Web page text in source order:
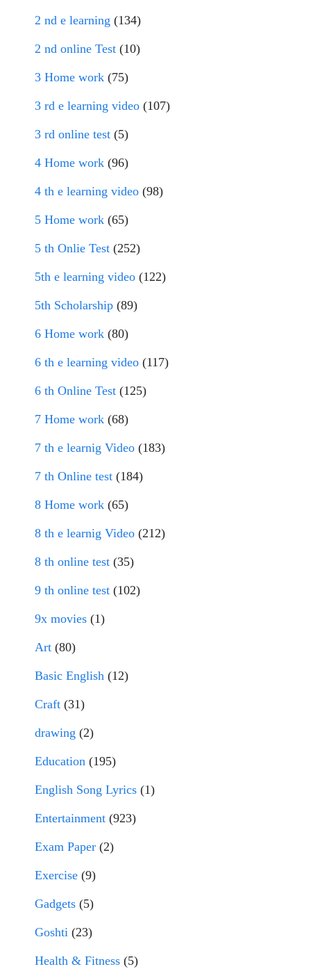
2 nd e learning (134)
2 nd online Test (10)
3 Home work (75)
3 rd e learning video (107)
3 rd online test (5)
4 Home work (96)
4 th e learning video (98)
5 Home work (65)
5 th Onlie Test (252)
5th e learning video (122)
5th Scholarship (89)
6 Home work (80)
6 th e learning video (117)
6 th Online Test (125)
7 Home work (68)
7 th e learnig Video (183)
7 th Online test (184)
8 Home work (65)
8 th e learnig Video (212)
8 th online test (35)
9 th online test (102)
9x movies (1)
Art (80)
Basic English (12)
Craft (31)
drawing (2)
Education (195)
English Song Lyrics (1)
Entertainment (923)
Exam Paper (2)
Exercise (9)
Gadgets (5)
Goshti (23)
Health & Fitness (5)